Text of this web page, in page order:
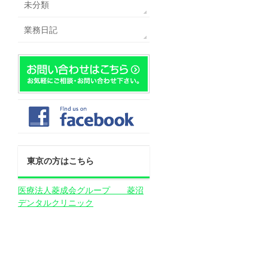
未分類
業務日記
東京の方はこちら
医療法人菱成会グループ 菱沼
デンタルクリニック